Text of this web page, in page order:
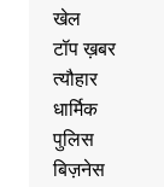
खेल
टॉप ख़बर
त्यौहार
धार्मिक
पुलिस
बिज़नेस